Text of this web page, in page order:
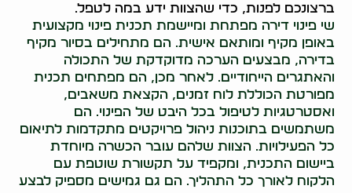
ברצונכם לפנות, כדי שהצוות ידע במה לטפל.
שי פינוי דירה מפתחת ומיישמת תכנית פינוי מקצועית
באופן מקיף ומותאם אישית. הם מתחילים בסיור מקיף
בדירה, מבצעים הערכה מדוקדקת של התכולה
והאתגרים הייחודיים. לאחר מכן, הם מפתחים תכנית
מפורטת הכוללת לוח זמנים, הקצאת משאבים,
ואסטרטגיות לטיפול בכל היבט של הפינוי. הם
משתמשים בתוכנות ניהול פרויקטים מתקדמות לתיאום
כל הפעילויות. הצוות שלהם עובר הכשרה מיוחדת
ביישום התכנית, ומקפיד על תקשורת שוטפת עם
הלקוח לאורך כל התהליך. הם גם גמישים מספיק לבצע